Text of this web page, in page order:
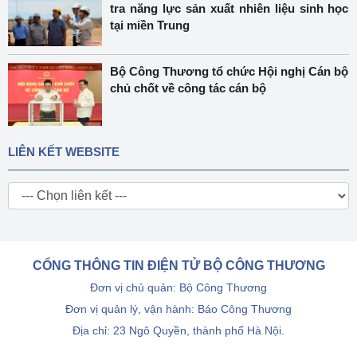
tra năng lực sản xuất nhiên liệu sinh học
tại miền Trung
Bộ Công Thương tổ chức Hội nghị Cán bộ
chủ chốt về công tác cán bộ
LIÊN KẾT WEBSITE
CỔNG THÔNG TIN ĐIỆN TỬ BỘ CÔNG THƯƠNG
Đơn vị chủ quản: Bộ Công Thương
Đơn vị quản lý, vận hành: Báo Công Thương
Địa chỉ: 23 Ngô Quyền, thành phố Hà Nội.